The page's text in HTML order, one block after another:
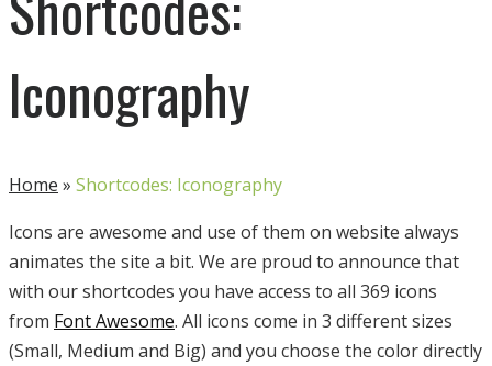
Iconography
Home » Shortcodes: Iconography
Icons are awesome and use of them on website always
animates the site a bit. We are proud to announce that
with our shortcodes you have access to all 369 icons
from Font Awesome. All icons come in 3 different sizes
(Small, Medium and Big) and you choose the color directly